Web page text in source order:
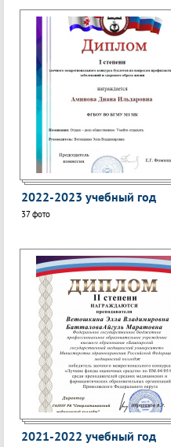
2022-2023 учебный год
37 фото
2021-2022 учебный год